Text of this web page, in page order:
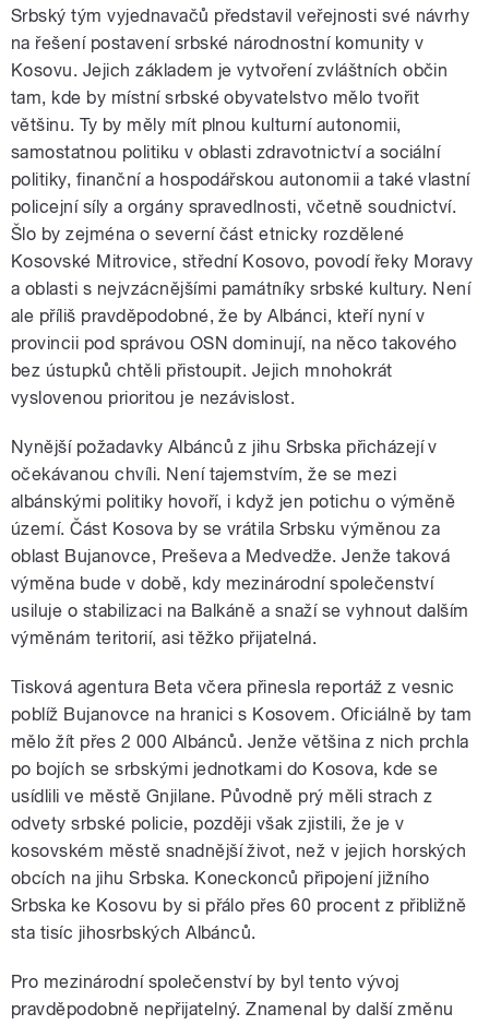
Srbský tým vyjednavačů představil veřejnosti své návrhy
na řešení postavení srbské národnostní komunity v
Kosovu. Jejich základem je vytvoření zvláštních občin
tam, kde by místní srbské obyvatelstvo mělo tvořit
většinu. Ty by měly mít plnou kulturní autonomii,
samostatnou politiku v oblasti zdravotnictví a sociální
politiky, finanční a hospodářskou autonomii a také vlastní
policejní síly a orgány spravedlnosti, včetně soudnictví.
Šlo by zejména o severní část etnicky rozdělené
Kosovské Mitrovice, střední Kosovo, povodí řeky Moravy
a oblasti s nejvzácnějšími památníky srbské kultury. Není
ale příliš pravděpodobné, že by Albánci, kteří nyní v
provincii pod správou OSN dominují, na něco takového
bez ústupků chtěli přistoupit. Jejich mnohokrát
vyslovenou prioritou je nezávislost.
Nynější požadavky Albánců z jihu Srbska přicházejí v
očekávanou chvíli. Není tajemstvím, že se mezi
albánskými politiky hovoří, i když jen potichu o výměně
území. Část Kosova by se vrátila Srbsku výměnou za
oblast Bujanovce, Preševa a Medvedže. Jenže taková
výměna bude v době, kdy mezinárodní společenství
usiluje o stabilizaci na Balkáně a snaží se vyhnout dalším
výměnám teritorií, asi těžko přijatelná.
Tisková agentura Beta včera přinesla reportáž z vesnic
poblíž Bujanovce na hranici s Kosovem. Oficiálně by tam
mělo žít přes 2 000 Albánců. Jenže většina z nich prchla
po bojích se srbskými jednotkami do Kosova, kde se
usídlili ve městě Gnjilane. Původně prý měli strach z
odvety srbské policie, později však zjistili, že je v
kosovském městě snadnější život, než v jejich horských
obcích na jihu Srbska. Koneckonců připojení jižního
Srbska ke Kosovu by si přálo přes 60 procent z přibližně
sta tisíc jihosrbských Albánců.
Pro mezinárodní společenství by byl tento vývoj
pravděpodobně nepřijatelný. Znamenal by další změnu